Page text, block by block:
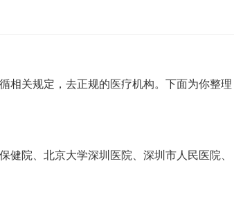
相关规定，去正规的医疗机构。下面为你整理
院、北京大学深圳医院、深圳市人民医院、